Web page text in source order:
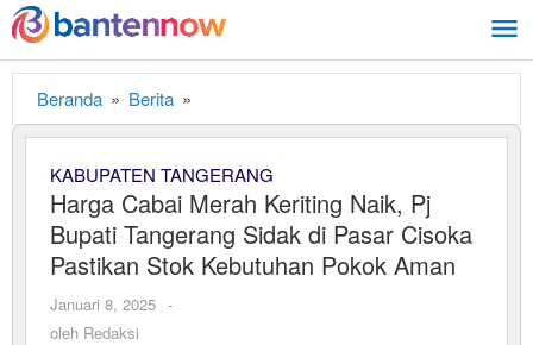
Lewati
ke
konten
Beranda » Berita »
Cabai
Keriting
Naik,
Pj
Bupati
Tangerang
KABUPATEN TANGERANG
Harga Cabai Merah Keriting Naik, Pj
Bupati Tangerang Sidak di Pasar Cisoka
Pastikan Stok Kebutuhan Pokok Aman
Januari 8, 2025 oleh
-
oleh Redaksi